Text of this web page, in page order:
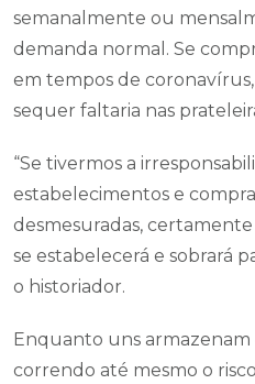
semanalmente ou
demanda normal. Se
em tempos de
sequer faltaria nas
“Se tivermos a
estabelecimentos e
desmesuradas,
se estabelecerá e sobrará
o historiador.
Enquanto uns armazenam
correndo até mesmo o